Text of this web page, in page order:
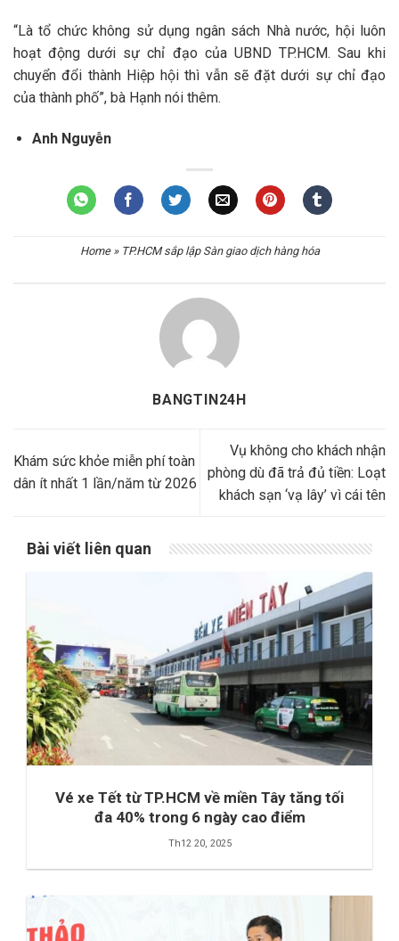
“Là tổ chức không sử dụng ngân sách Nhà nước, hội luôn
hoạt động dưới sự chỉ đạo của UBND TP.HCM. Sau khi
chuyển đổi thành Hiệp hội thì vẫn sẽ đặt dưới sự chỉ đạo
của thành phố”, bà Hạnh nói thêm.
Anh Nguyễn
Home» TP.HCM sắp lập Sàn giao dịch hàng hóa
BANGTIN24H
Khám sức khỏe miễn phí toàn
dân ít nhất 1 lần/năm từ 2026
Vụ không cho khách nhận
phòng dù đã trả đủ tiền: Loạt
khách sạn ‘vạ lây’ vì cái tên
Bài viết liên quan
Vé xe Tết từ TP.HCM về miền Tây tăng tối
đa 40% trong 6 ngày cao điểm
Th12 20, 2025